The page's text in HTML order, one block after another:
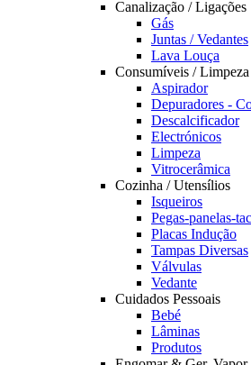
Canalização / Ligações
Gás
Juntas / Vedantes
Lava Louça
Consumíveis / Limpeza
Aspirador
Depuradores -
Descalcificador
Electrónicos
Limpeza
Vitrocerâmica
Cozinha / Utensílios
Isqueiros
Pegas-panelas-
Placas Indução
Tampas Diversas
Válvulas
Vedante
Cuidados Pessoais
Bebé
Lâminas
Produtos